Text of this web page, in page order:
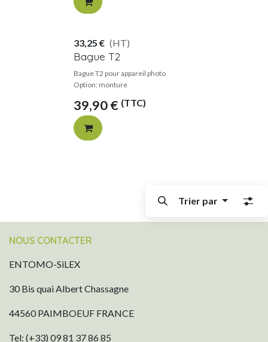
Bague T2
Bague T2 pour appareil photo
Option: monture
39,90€ (TTC)
33,25 € (HT)
Trier par
NOUS CONTACTER
ENTOMO-SiLEX
30 Bis quai Albert Chassagne
44560 PAIMBOEUF FRANCE
Tel: (+33) 09 81 37 86 85